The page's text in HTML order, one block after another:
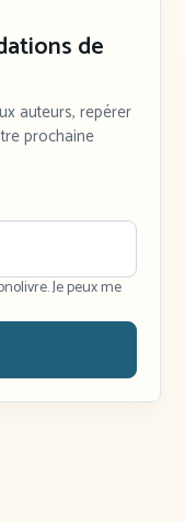
de
auteurs, repérer
prochaine
Je peux me